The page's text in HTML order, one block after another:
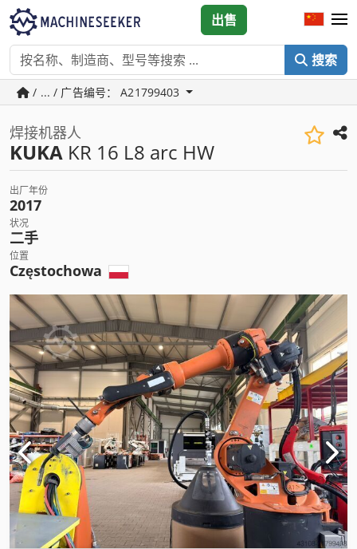
搜索
出售
/ ... / 广告编号： A21799403
焊接机器人
KUKA KR 16 L8 arc HW
出厂年份
2017
状况
二手
位置
Częstochowa